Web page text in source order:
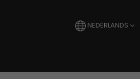
NEDERLANDS